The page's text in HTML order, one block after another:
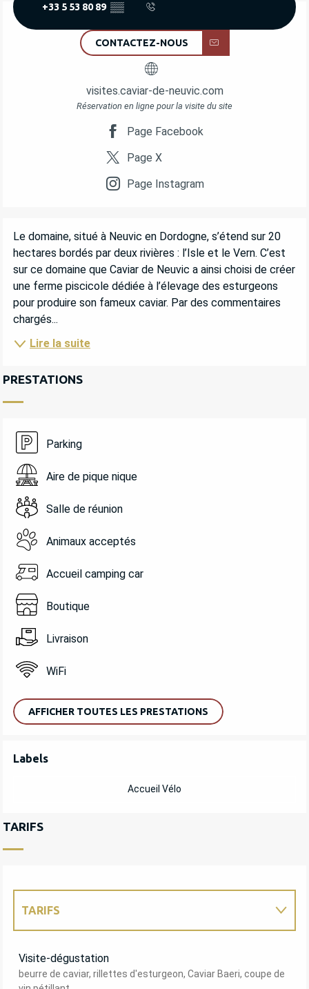
+33 5 53 80 89 ▒▒
CONTACTEZ-NOUS
visites.caviar-de-neuvic.com
Réservation en ligne pour la visite du site
Page Facebook
Page X
Page Instagram
DESCRIPTION
Le domaine, situé à Neuvic en Dordogne, s’étend sur 20
hectares bordés par deux rivières : l’Isle et le Vern. C’est
sur ce domaine que Caviar de Neuvic a ainsi choisi de créer
une ferme piscicole dédiée à l’élevage des esturgeons
pour produire son fameux caviar. Par des commentaires
chargés...
Lire la suite
PRESTATIONS
Parking
Aire de pique nique
Salle de réunion
Animaux acceptés
Accueil camping car
Boutique
Livraison
WiFi
AFFICHER TOUTES LES PRESTATIONS
OFFRES DE PRESTATIONS
Labels
Labels
Accueil Vélo
TARIFS
TARIFS
Visite-dégustation
beurre de caviar, rillettes d'esturgeon, Caviar Baeri, coupe de